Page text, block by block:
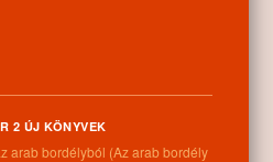
2 ÚJ KÖNYVEK
arab bordélyból (Az arab bordély